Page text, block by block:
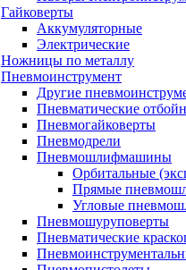
Гайковерты
Аккумуляторные
Электрические
Ножницы по металлу
Пневмоинструмент
Другие
Пневматические
Пневмогайковерты
Пневмодрели
Пневмошлифмашины
Орбитальные
Прямые
Угловые
Пневмошуруповерты
Пневматические